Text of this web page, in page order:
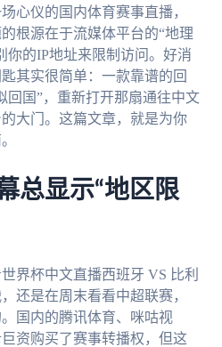
心仪的国内体育赛事直播，
根源在于流媒体平台的“地理
你的IP地址来限制访问。好消
其实很简单：一款靠谱的回
回国”，重新打开那扇通往中文
大门。这篇文章，就是为你
总显示“地区限
界杯中文直播西班牙 VS 比利
还是在周末看看中超联赛，
国内的腾讯体育、咪咕视
资购买了赛事转播权，但这